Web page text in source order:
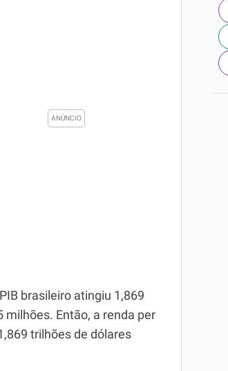
brasileiro atingiu 1,869
milhões. Então, a renda per
trilhões de dólares